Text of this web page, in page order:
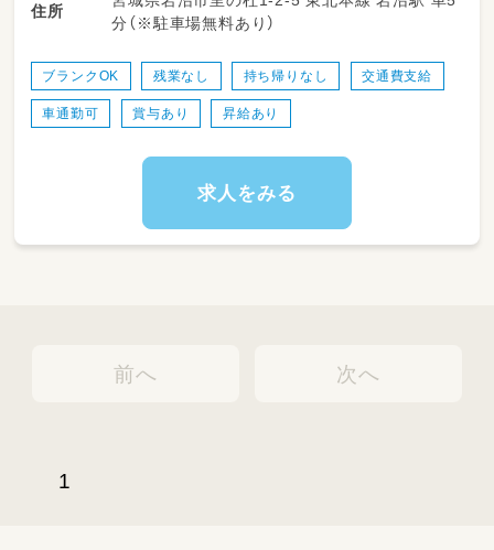
境です。チームで連携しながら、柔軟で子ども
＜スケジュール例＞
・08:15～登園
・11:00～昼食
・12:30～午睡(事務作業/ブレスチェック/休憩)
・16:30～降園
住所
分（※駐車場無料あり）
ブランクOK 残業なし 持ち帰りなし 交通費支給
車通勤可 賞与あり 昇給あり
求人をみる
前へ
1
次へ